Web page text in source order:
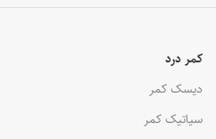
کمر درد
دیسک کمر
سیاتیک کمر